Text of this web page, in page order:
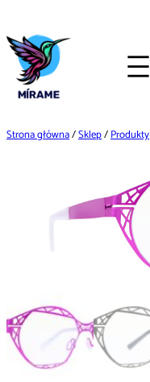
do
treści
Strona główna/Sklep/Produkty